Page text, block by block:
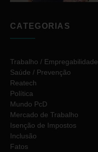
CATEGORIAS
Trabalho / Empregabilidade
Saúde / Prevenção
Reatech
Política
Mundo PcD
Mercado de Trabalho
Isenção de Impostos
Inclusão
Fatos